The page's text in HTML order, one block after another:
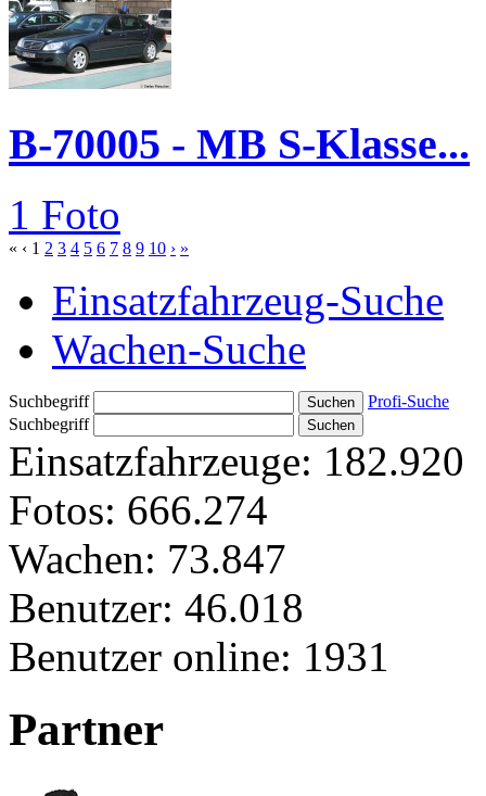
B-70005 - MB S-Klasse...
1 Foto
« ‹ 1 2 3 4 5 6 7 8 9 10 › »
Einsatzfahrzeug-Suche
Wachen-Suche
Suchbegriff
Profi-Suche
Suchbegriff
Einsatzfahrzeuge: 182.920
Fotos: 666.274
Wachen: 73.847
Benutzer: 46.018
Benutzer online: 1931
Partner